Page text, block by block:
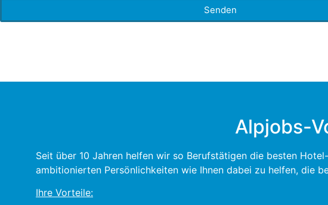
Senden
Alpjobs-
Seit über 10 Jahren helfen wir so Berufstätigen die besten
ambitionierten Persönlichkeiten wie Ihnen dabei zu helfen, die
Ihre Vorteile: